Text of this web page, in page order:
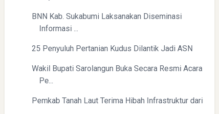
BNN Kab. Sukabumi Laksanakan Diseminasi
Informasi ...
25 Penyuluh Pertanian Kudus Dilantik Jadi ASN
Wakil Bupati Sarolangun Buka Secara Resmi Acara
Pe...
Pemkab Tanah Laut Terima Hibah Infrastruktur dari